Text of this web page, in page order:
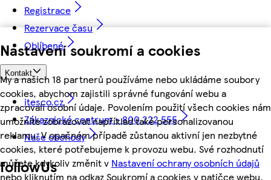
Nastavení soukromí a cookies
My a našich 18 partnerů používáme nebo ukládáme soubory
cookies, abychom zajistili správné fungování webu a
zpracovali osobní údaje. Povolením použití všech cookies nám
umožníte zobrazovat například také personalizovanou
reklamu. V opačném případě zůstanou aktivní jen nezbytné
cookies, které potřebujeme k provozu webu. Své rozhodnutí
můžete kdykoliv změnit v Nastavení ochrany osobních údajů
nebo kliknutím na odkaz Soukromí a cookies v patičce webu.
Registrace
Rezervace času
Oblíbené
Kontakt
itesco.cz
Zákaznické centrum - 800 222 555
Naše obchody
followUs